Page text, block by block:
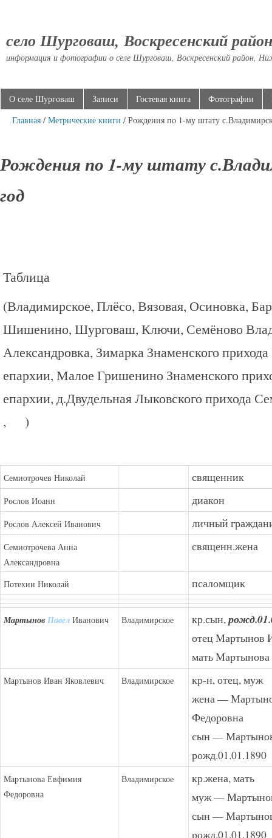
село Шурговаш, Воскресенский район
информация и фотографии о селе Шурговаш, Воскресенский район,
О селе Шурговаш Записи Гостевая книга Фотографии
Главная / Метрические книги / Рождения по 1-му штату
Рождения по 1-му штату
год
Таблица
(Владимирское, Плёсо, Вязовая, Осиновка,
Шишенино, Шурговаш, Ключи, Семёново
Александровка, Зимарка Знаменского
епархии, Малое Гришенино Знаменского
епархии, д.Двудельная Лыковского прихода
, )
Семиотрочев Николай священник
Рослов Иоанн диакон
Рослов Алексей Иванович личный
Семиотрочева Анна
Александровна
священн.жена
Потехин Николай псаломщик
Мартынов Павел Иванович Владимирское кр.сын,
отец Мартынов
мать
Мартынов Иван Яковлевич Владимирское
кр-н, отец, муж
жена —
Федоровна
сын —
рожд.01.01.1890
Мартынова Евфимия
Федоровна
Владимирское
кр.жена, мать
муж —
сын —
рожд.01.01.1890